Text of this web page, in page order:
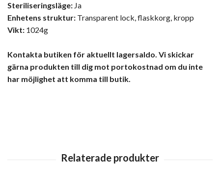
Steriliseringsläge: Ja
Enhetens struktur: Transparent lock, flaskkorg, kropp
Vikt: 1024g
Kontakta butiken för aktuellt lagersaldo. Vi skickar
gärna produkten till dig mot portokostnad om du inte
har möjlighet att komma till butik.